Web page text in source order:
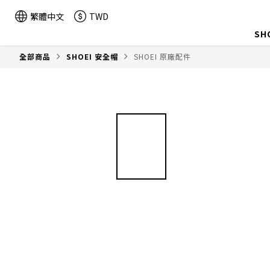
繁體中文
TWD
全部商品 SHOEI 安全帽 SHOEI 原廠配件